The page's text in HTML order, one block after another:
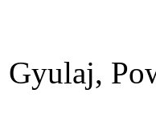
Gyulaj,